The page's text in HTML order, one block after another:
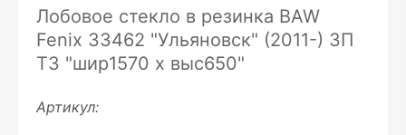
Лобовое стекло в резинка BAW
Fenix 33462 "Ульяновск" (2011-) ЗП
ТЗ "шир1570 х выс650"
Артикул: